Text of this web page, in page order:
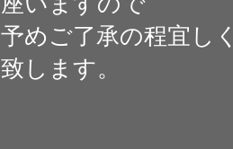
予めご了承の程宜し
致します。